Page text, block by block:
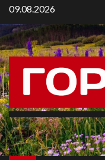
09.08.2026